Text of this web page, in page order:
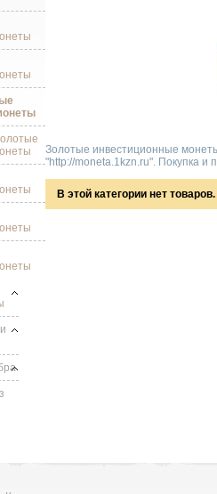
Золотые инвестиционные
"http://moneta.1kzn.ru". Покупка и
В этой категории нет товаров.